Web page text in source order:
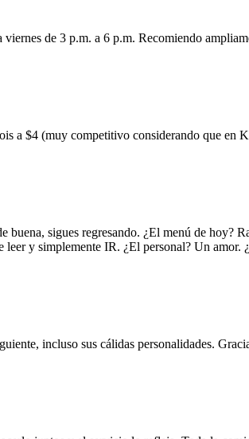
de 3 p.m. a 6 p.m. Recomiendo
a $4 (muy competitivo considerando que en
buena, sigues regresando. ¿El menú de hoy?
y simplemente IR. ¿El personal? Un amor.
incluso sus cálidas personalidades.